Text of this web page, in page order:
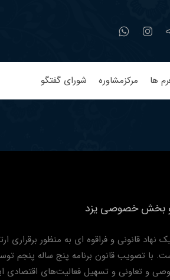
ها مرکزمشاوره شورای گفتگو
بخش خصوصی یزد
دولت و بخش خصوصی، از سال 1389 بعنوان یک نهاد قانونی و فراقوه
و تعاونی و تسهیل فعالیت‌های